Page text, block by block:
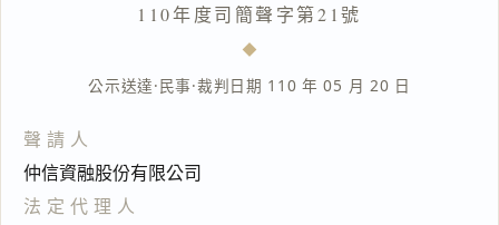
110年度司簡聲字第21號
公示送達·民事·裁判日期 110 年 05 月 20 日
聲請人
仲信資融股份有限公司
法定代理人